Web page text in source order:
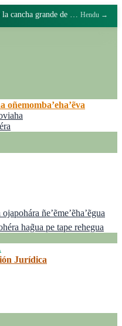
Liberté y el Pabellón 14 compartieron la cancha grande de Batán Hendu →
ñe’ẽme’ẽha’ẽgua
hag̃ua pe tape rehegua
Jurídica